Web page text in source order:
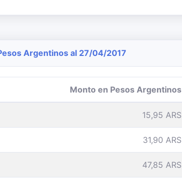
Argentinos al 27/04/2017
Monto en Pesos Argentinos
15,95 ARS
31,90 ARS
47,85 ARS